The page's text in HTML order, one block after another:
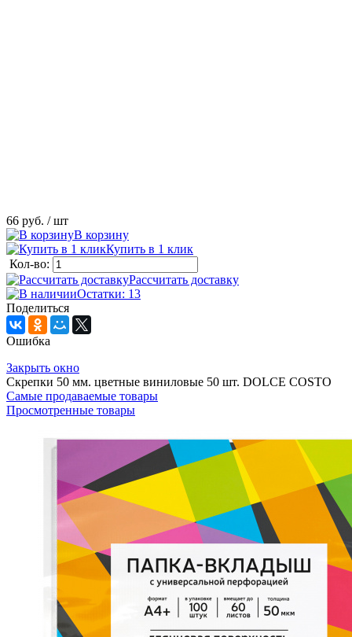
66 руб. / шт
В корзину
Купить в 1 клик
Кол-во:
Рассчитать доставку
Остатки: 13
Поделиться
Ошибка
Закрыть окно
Скрепки 50 мм. цветные виниловые 50 шт. DOLCE COSTO
Самые продаваемые товары
Просмотренные товары